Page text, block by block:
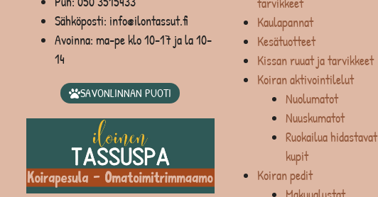
Sähköposti: info@ilontassut.fi
Avoinna: ma-pe klo 10-17 ja la 10-
14
SAVONLINNAN PUOTI
Kaulapannat
Kesätuotteet
Kissan ruuat ja tarvikkeet
Koiran aktivointilelut
Nuolumatot
Nuuskumatot
Ruokailua hidastavat
kupit
Koiran pedit